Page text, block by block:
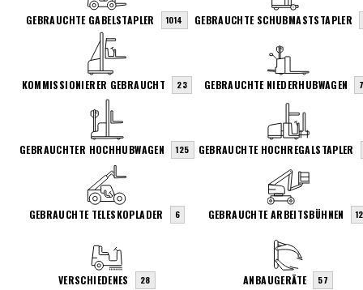
GEBRAUCHTE GABELSTAPLER 1014 GEBRAUCHTE SCHUBMASTSTAPLER
KOMMISSIONIERER GEBRAUCHT 23 GEBRAUCHTE NIEDERHUBWAGEN
GEBRAUCHTER HOCHHUBWAGEN 125 GEBRAUCHTE HOCHREGALSTAPLER
GEBRAUCHTE TELESKOPLADER 6 GEBRAUCHTE ARBEITSBÜHNEN 12
VERSCHIEDENES 28 ANBAUGERÄTE 57